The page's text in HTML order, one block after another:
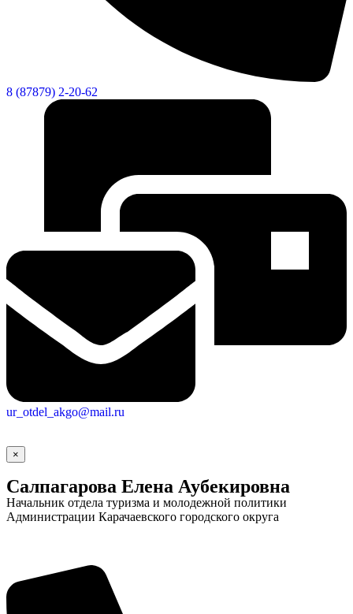
8 (87879) 2-20-62
ur_otdel_akgo@mail.ru
×
Салпагарова Елена Аубекировна
Начальник отдела туризма и молодежной политики
Администрации Карачаевского городского округа